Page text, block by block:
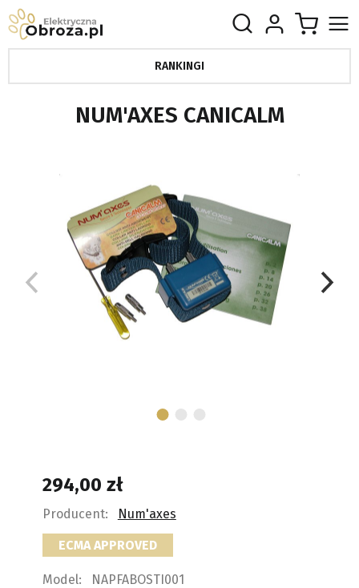
RANKINGI
NUM'AXES CANICALM
Producent: Num'axes
ECMA APPROVED
Model:
NAPFABOSTI001
294,00 zł